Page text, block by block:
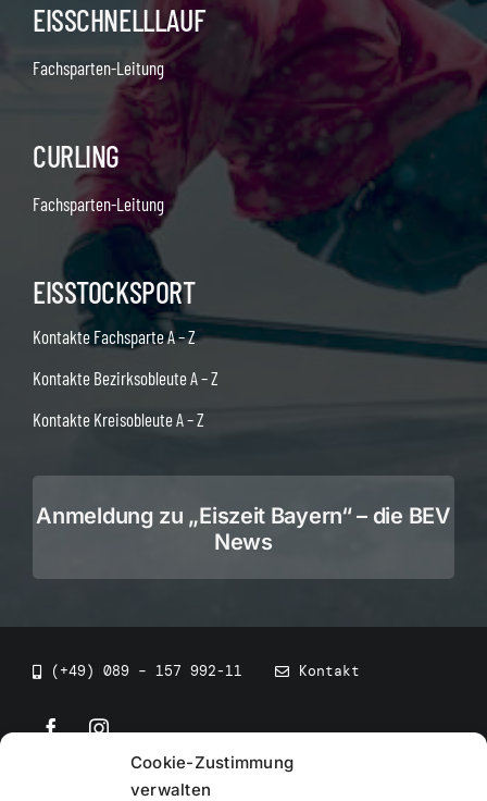
Cookie-Zustimmung
verwalten
EISSCHNELLLAUF
Fachsparten-Leitung
CURLING
Fachsparten-Leitung
EISSTOCKSPORT
Kontakte Fachsparte A – Z
Kontakte Bezirksobleute A – Z
Kontakte Kreisobleute A – Z
Anmeldung zu „Eiszeit Bayern“ – die BEV
News
(+49) 089 – 157 992-11 Kontakt
• BEV Bayerischer Eissportverband